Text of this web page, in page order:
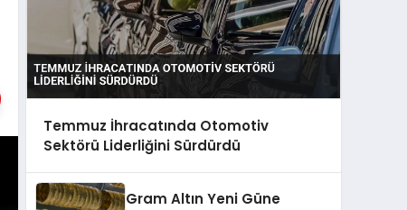
Temmuz İhracatında Otomotiv
Sektörü Liderliğini Sürdürdü
Gram Altın Yeni Güne